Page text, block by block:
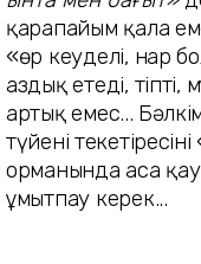
қарапайым қала
«өр кеуделі, нар
аздық етеді, тіпті,
артық емес...
түйенің
орманында аса
ұмытпау керек...